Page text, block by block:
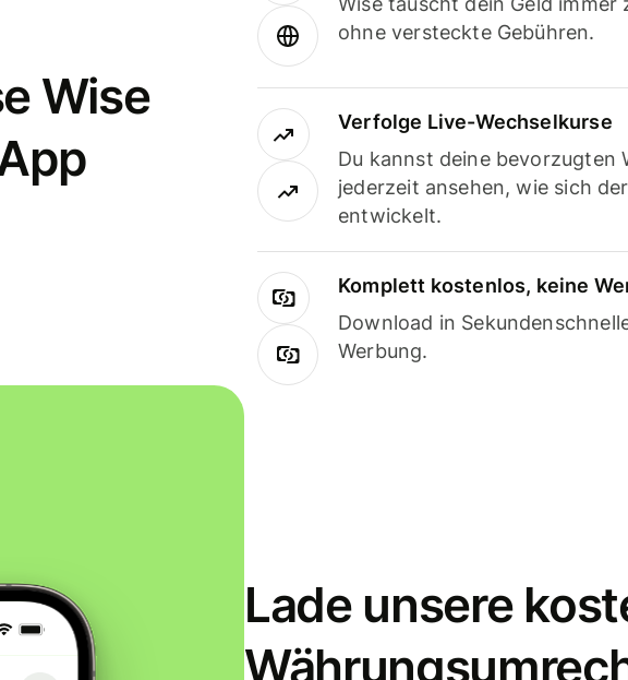
Wise
ohne versteckte Gebühren.
Verfolge Live-Wechselkurse
Du kannst deine bevorzugten
jederzeit ansehen, wie sich
entwickelt.
Komplett kostenlos, keine
Download in
Werbung.
Lade unsere